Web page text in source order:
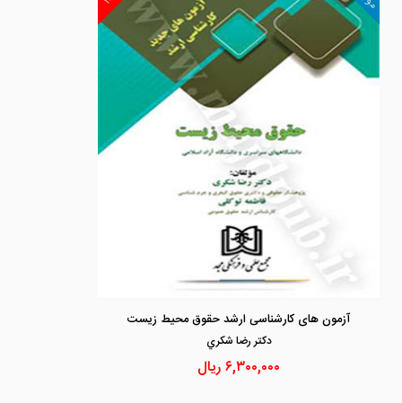
آزمون های کارشناسی ارشد حقوق محیط زیست
دكتر رضا شكري
۶,۳۰۰,۰۰۰ریال